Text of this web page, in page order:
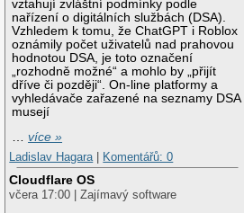
vztahují zvláštní podmínky podle
nařízení o digitálních službách (DSA).
Vzhledem k tomu, že ChatGPT i Roblox
oznámily počet uživatelů nad prahovou
hodnotou DSA, je toto označení
„rozhodně možné“ a mohlo by „přijít
dříve či později“. On-line platformy a
vyhledávače zařazené na seznamy DSA
musejí
…více »
Ladislav Hagara
Komentářů: 0
Cloudflare OS
včera 17:00 | Zajímavý software